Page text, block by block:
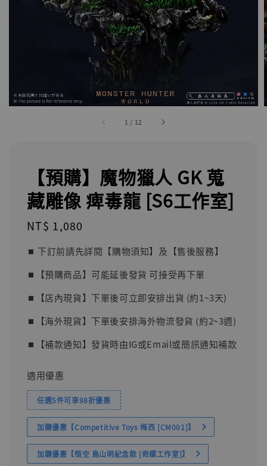
1 / 12
【預購】魔物獵人 GK 蒐
藏雕像 痺毒龍 [S6工作室]
Regular
NT$ 1,080
⏹︎ 下訂前請先詳閱【購物須知】及【售後服務】
⏹︎【預購商品】可能延後發貨 可接受再下單
⏹︎【店內現貨】下單後可立即安排出貨 (約1~3天)
⏹︎【海外現貨】下單後安排海外物流發貨 (約2~3週)
⏹︎【補款通知】發貨時由IG或Email或簡訊通知補款
適用優惠
任選5件可享98折優惠
加購優惠【Competitive Toys 梅西 [CM001]】
加購優惠【悟空 鳥山明紀念款 [奇蹟工作室]】